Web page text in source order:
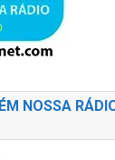
NOSSA